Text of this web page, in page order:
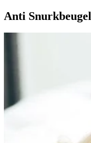
Anti Snurkbeugel